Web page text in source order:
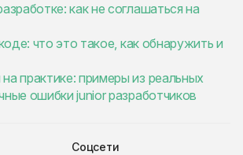
как не соглашаться на
что это такое, как обнаружить и
практике: примеры из реальных
ошибки junior разработчиков
Соцсети